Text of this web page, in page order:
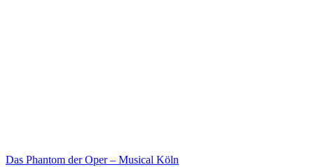
Das Phantom der Oper – Musical Köln